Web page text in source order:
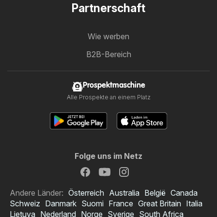
Partnerschaft
Wie werben
B2B-Bereich
Prospektmaschine
Alle Prospekte an einem Platz
Folge uns im Netz
Andere Länder: Österreich Australia België Canada
Schweiz Danmark Suomi France Great Britain Italia
Lietuva Nederland Norge Sverige South Africa